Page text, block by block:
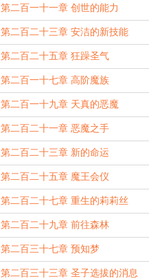
第二百一十一章 创世的能力
第二百二十三章 安洁的新技能
第二百二十五章 狂躁圣气
第二百一十七章 高阶魔族
第二百一十九章 天真的恶魔
第二百二十一章 恶魔之手
第二百二十三章 新的命运
第二百二十五章 魔王会仪
第二百二十七章 重生的莉莉丝
第二百二十九章 前往森林
第二百三十七章 预知梦
第二百三十三章 圣子选拔的消息